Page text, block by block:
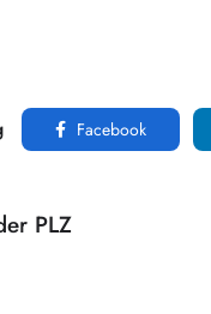
Facebook
PLZ